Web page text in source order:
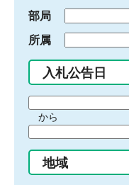
部局
所属
入札公告日
間
始
り
から
間
終
地域